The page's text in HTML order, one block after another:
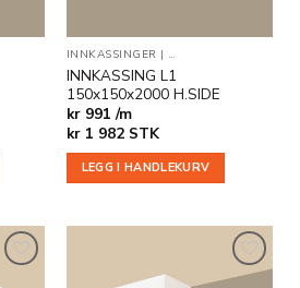
BELYSNING |INNKASSINGER MED
INNKASSINGER | INDIREKTE
INNKASSING L1
150x150x2000 H.SIDE
kr 991 /m
kr1 982 STK
LEGG I HANDLEKURV